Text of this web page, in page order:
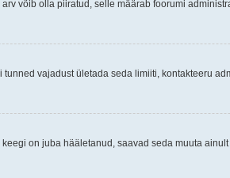
võib olla piiratud, selle määrab foorumi
vajadust ületada seda limiiti, kontakteeru
on juba hääletanud, saavad seda muuta